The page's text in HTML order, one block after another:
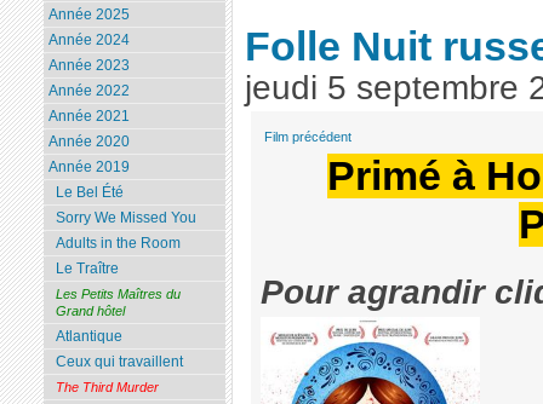
Folle Nuit
jeudi 5 septembre
Film précédent
Primé à
Pour agrandir
Année 2025
Année 2024
Année 2023
Année 2022
Année 2021
Année 2020
Année 2019
Le Bel Été
Sorry We Missed You
Adults in the Room
Le Traître
Les Petits Maîtres du
Grand hôtel
Atlantique
Ceux qui travaillent
The Third Murder